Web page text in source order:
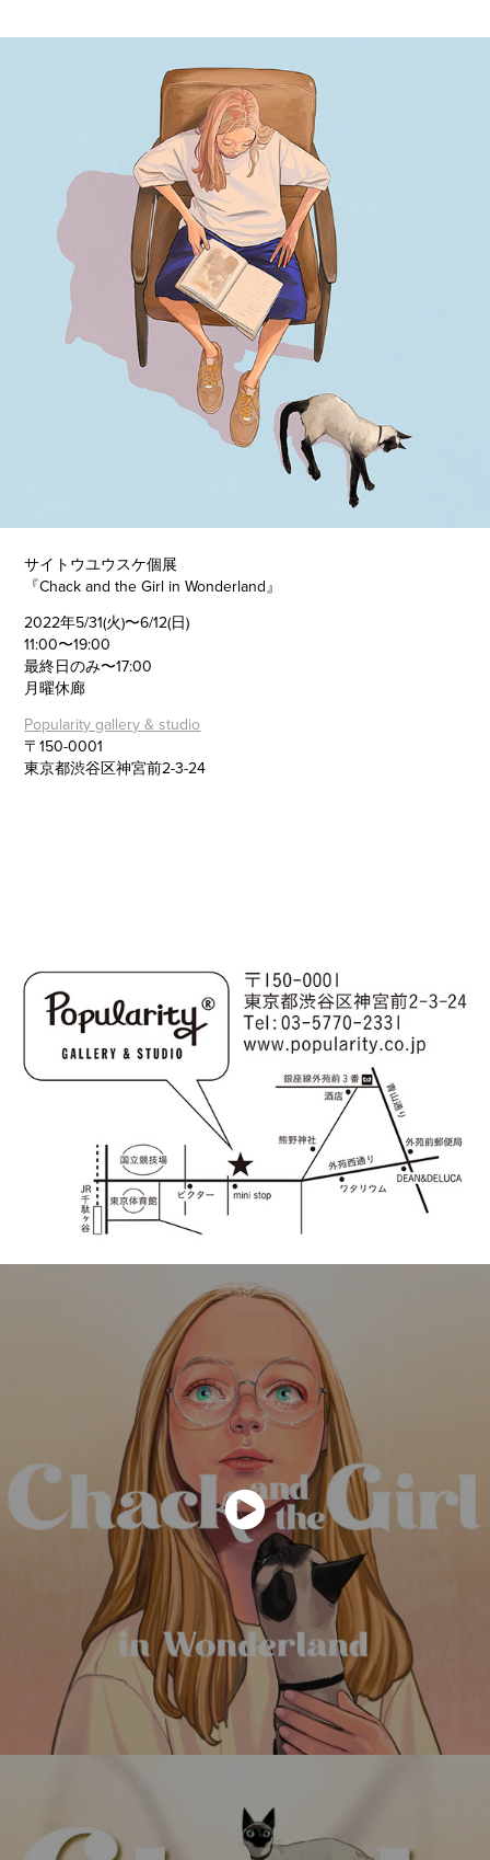
サイトウユウスケ個展
『Chack and the Girl in Wonderland』
2022年5/31(火)〜6/12(日)
11:00〜19:00
最終日のみ〜17:00
月曜休廊
Popularity gallery & studio
〒150-0001
東京都渋谷区神宮前2-3-24